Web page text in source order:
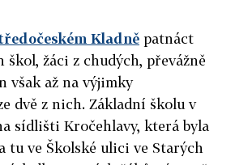
Kladně patnáct
škol, žáci z chudých, převážně
však až na výjimky
dvě z nich. Základní školu v
sídlišti Kročehlavy, která byla
tu ve Školské ulici ve Starých